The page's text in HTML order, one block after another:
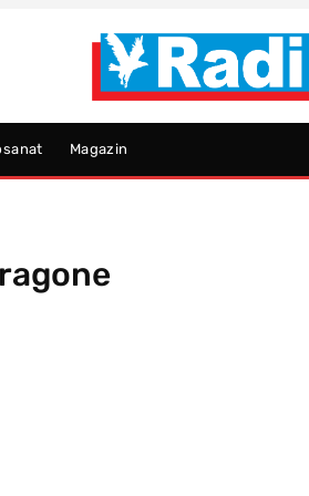
Magazin